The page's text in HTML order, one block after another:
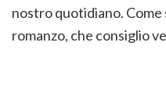
nostro quotidiano. Come
romanzo, che consiglio